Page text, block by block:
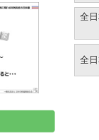
全
全